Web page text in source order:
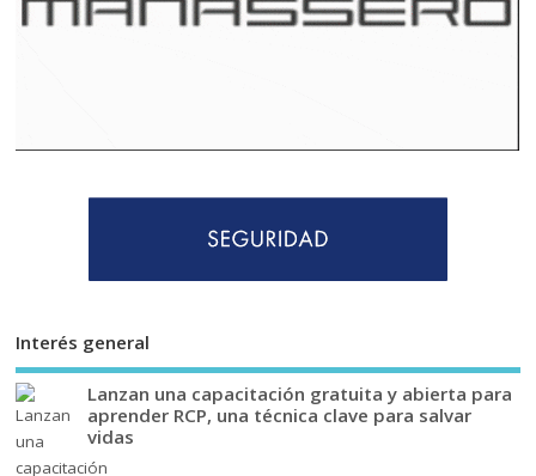
Interés general
Lanzan una capacitación gratuita y abierta para
aprender RCP, una técnica clave para salvar
vidas